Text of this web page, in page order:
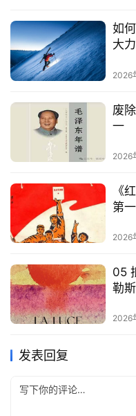
如
大
2026
废
一
2026
《
第
2026
05
勒
2026
发表回复